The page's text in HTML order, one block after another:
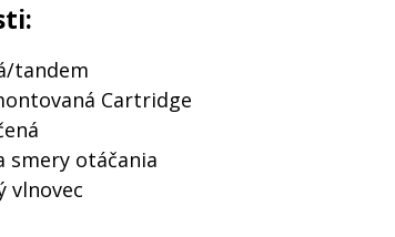
tandem
Cartridge
smery otáčania
vlnovec